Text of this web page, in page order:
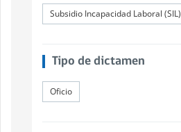
Subsidio Incapacidad Laboral (SIL)
Tipo de dictamen
Oficio